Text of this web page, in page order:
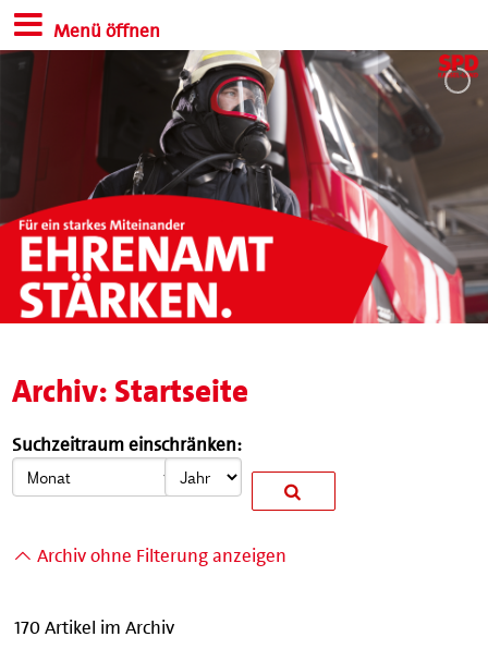
Menü öffnen
Archiv: Startseite
Suchzeitraum einschränken:
Archiv ohne Filterung anzeigen
170 Artikel im Archiv